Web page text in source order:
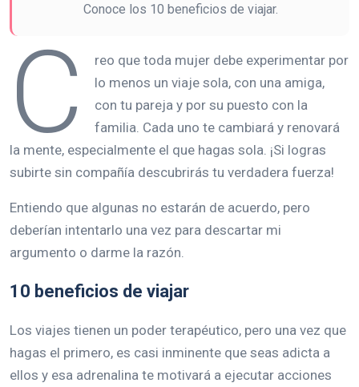
Conoce los 10 beneficios de viajar.
C
reo que toda mujer debe experimentar por
lo menos un viaje sola, con una amiga,
con tu pareja y por su puesto con la
familia. Cada uno te cambiará y renovará
la mente, especialmente el que hagas sola. ¡Si logras
subirte sin compañía descubrirás tu verdadera fuerza!
Entiendo que algunas no estarán de acuerdo, pero
deberían intentarlo una vez para descartar mi
argumento o darme la razón.
10 beneficios de viajar
Los viajes tienen un poder terapéutico, pero una vez que
hagas el primero, es casi inminente que seas adicta a
ellos y esa adrenalina te motivará a ejecutar acciones